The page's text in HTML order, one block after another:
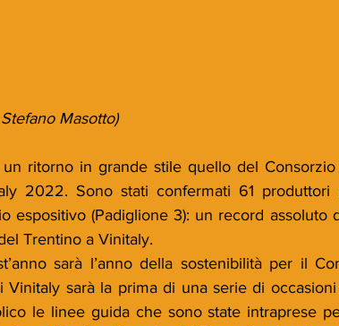
Masotto)
un ritorno in grande stile quello del
2022. Sono stati confermati 61
espositivo (Padiglione 3): un record assoluto
Trentino a Vinitaly.
sarà l’anno della sostenibilità per il
Vinitaly sarà la prima di una serie di
le linee guida che sono state intraprese